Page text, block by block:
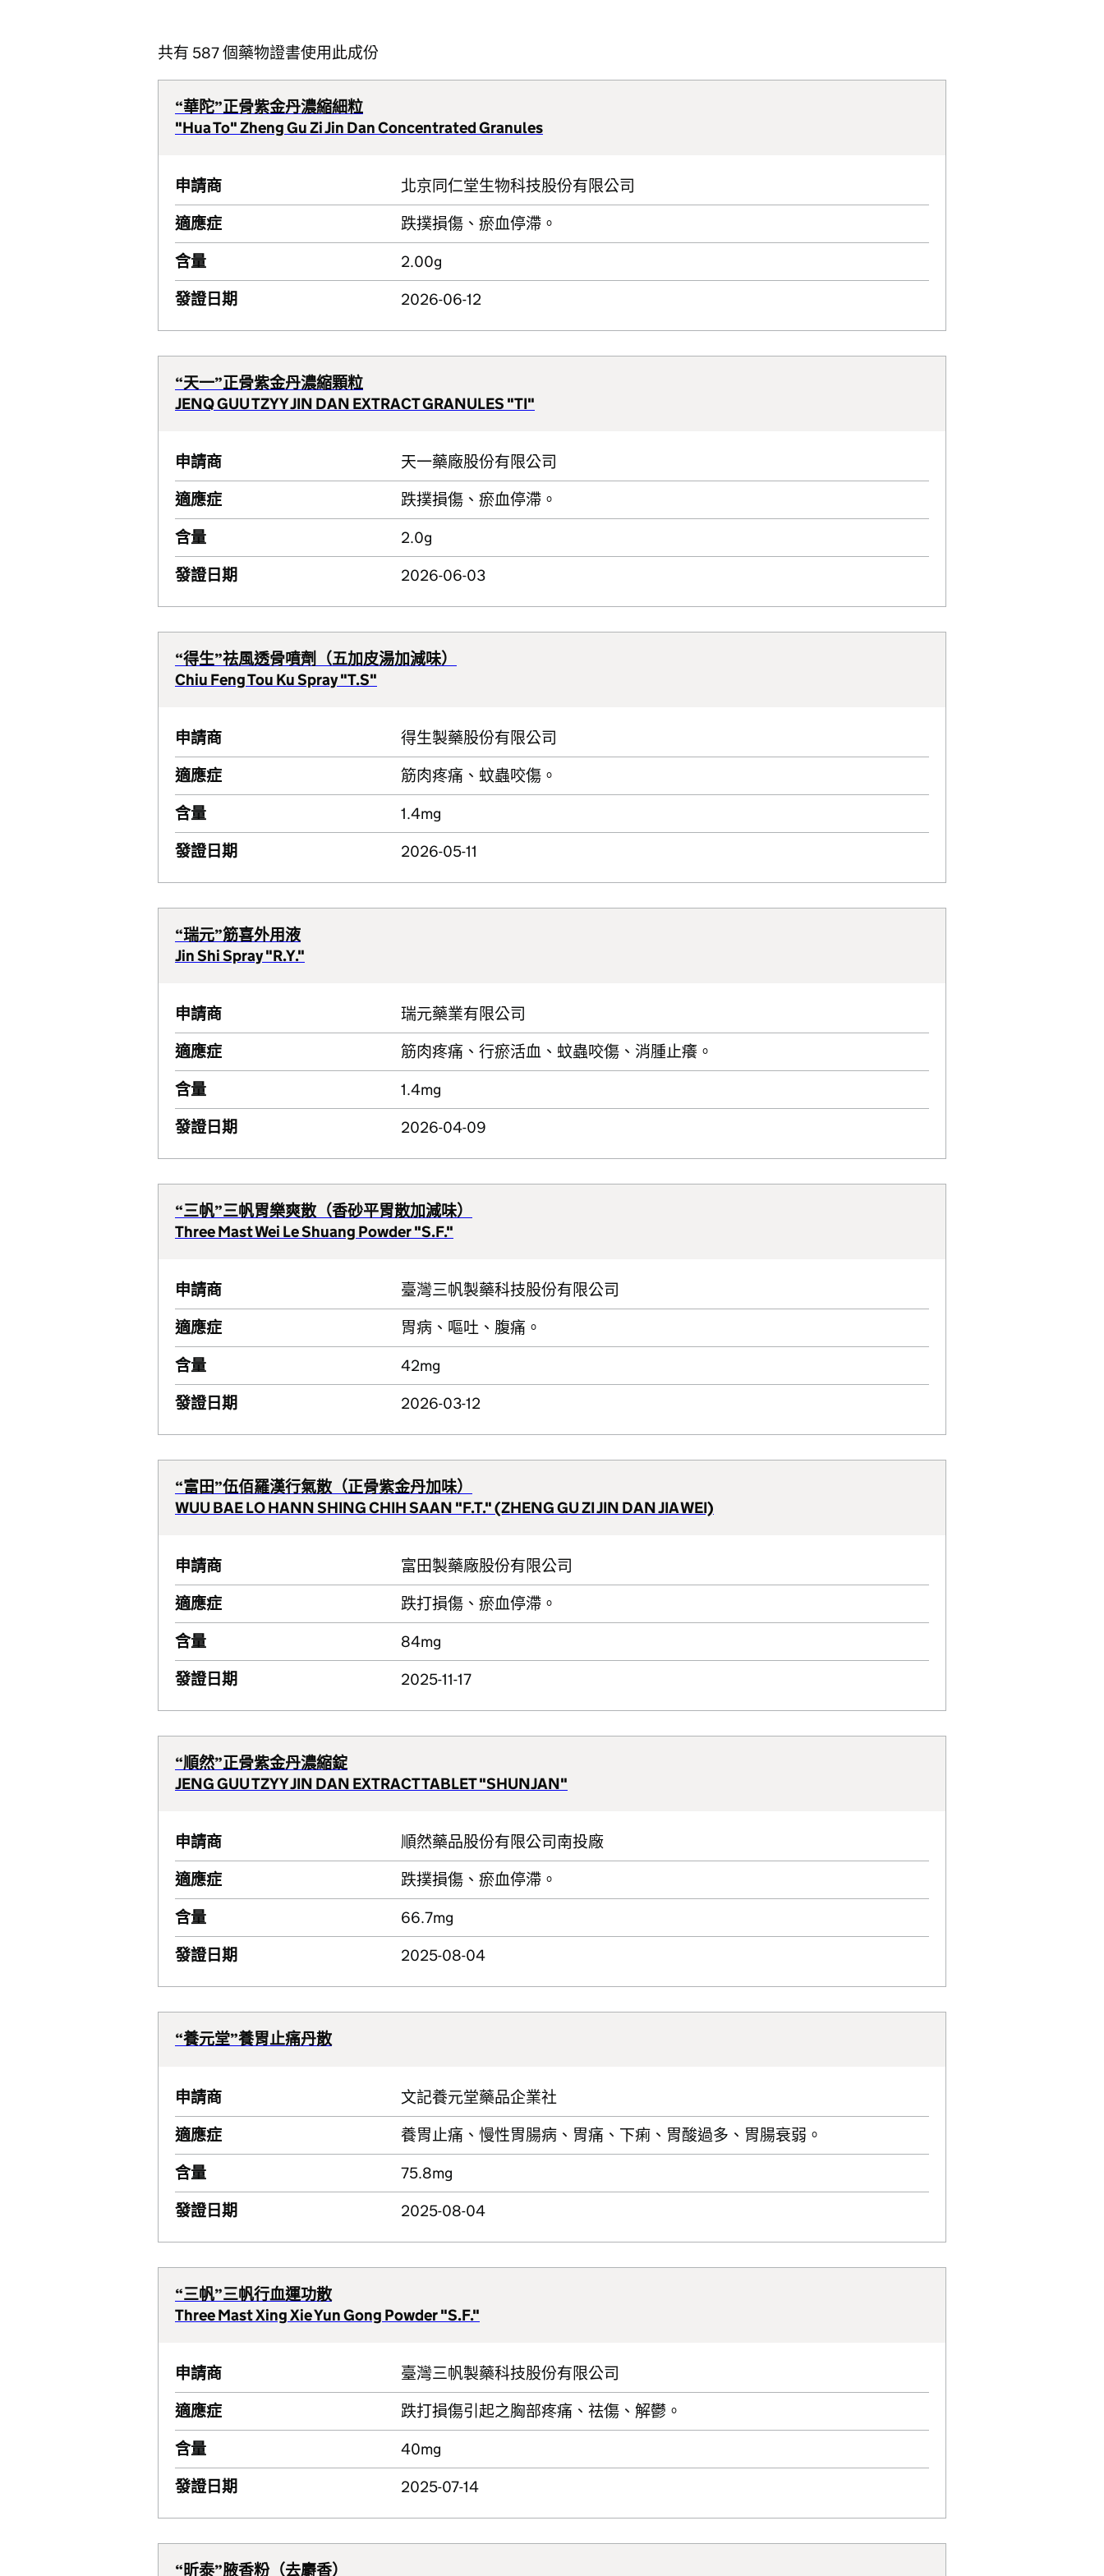
共有 587 個藥物證書使用此成份
“華陀”正骨紫金丹濃縮細粒
"Hua To" Zheng Gu Zi Jin Dan Concentrated Granules
申請商
北京同仁堂生物科技股份有限公司
適應症
跌撲損傷、瘀血停滯。
含量
2.00g
發證日期
2026-06-12
“天一”正骨紫金丹濃縮顆粒
JENQ GUU TZYY JIN DAN EXTRACT GRANULES "TI"
申請商
天一藥廠股份有限公司
適應症
跌撲損傷、瘀血停滯。
含量
2.0g
發證日期
2026-06-03
“得生”祛風透骨噴劑（五加皮湯加減味）
Chiu Feng Tou Ku Spray "T.S"
申請商
得生製藥股份有限公司
適應症
筋肉疼痛、蚊蟲咬傷。
含量
1.4mg
發證日期
2026-05-11
“瑞元”筋喜外用液
Jin Shi Spray "R.Y."
申請商
瑞元藥業有限公司
適應症
筋肉疼痛、行瘀活血、蚊蟲咬傷、消腫止癢。
含量
1.4mg
發證日期
2026-04-09
“三帆”三帆胃樂爽散（香砂平胃散加減味）
Three Mast Wei Le Shuang Powder "S.F."
申請商
臺灣三帆製藥科技股份有限公司
適應症
胃病、嘔吐、腹痛。
含量
42mg
發證日期
2026-03-12
“富田”伍佰羅漢行氣散（正骨紫金丹加味）
WUU BAE LO HANN SHING CHIH SAAN "F.T." (ZHENG GU ZI JIN DAN JIA WEI)
申請商
富田製藥廠股份有限公司
適應症
跌打損傷、瘀血停滯。
含量
84mg
發證日期
2025-11-17
“順然”正骨紫金丹濃縮錠
JENG GUU TZYY JIN DAN EXTRACT TABLET "SHUNJAN"
申請商
順然藥品股份有限公司南投廠
適應症
跌撲損傷、瘀血停滯。
含量
66.7mg
發證日期
2025-08-04
“養元堂”養胃止痛丹散
申請商
文記養元堂藥品企業社
適應症
養胃止痛、慢性胃腸病、胃痛、下痢、胃酸過多、胃腸衰弱。
含量
75.8mg
發證日期
2025-08-04
“三帆”三帆行血運功散
Three Mast Xing Xie Yun Gong Powder "S.F."
申請商
臺灣三帆製藥科技股份有限公司
適應症
跌打損傷引起之胸部疼痛、祛傷、解鬱。
含量
40mg
發證日期
2025-07-14
“昕泰”腋香粉（去麝香）